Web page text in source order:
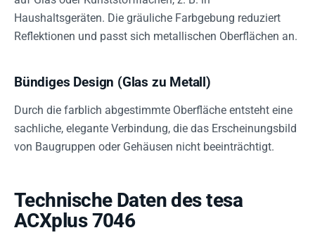
Haushaltsgeräten. Die gräuliche Farbgebung reduziert
Reflektionen und passt sich metallischen Oberflächen an.
Bündiges Design (Glas zu Metall)
Durch die farblich abgestimmte Oberfläche entsteht eine
sachliche, elegante Verbindung, die das Erscheinungsbild
von Baugruppen oder Gehäusen nicht beeinträchtigt.
Technische Daten des tesa
ACXplus 7046